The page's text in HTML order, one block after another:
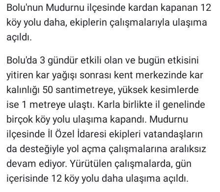
Bolu'nun Mudurnu ilçesinde kardan kapanan 12
köy yolu daha, ekiplerin çalışmalarıyla ulaşıma
açıldı.
Bolu'da 3 gündür etkili olan ve bugün etkisini
yitiren kar yağışı sonrası kent merkezinde kar
kalınlığı 50 santimetreye, yüksek kesimlerde
ise 1 metreye ulaştı. Karla birlikte il genelinde
birçok köy yolu ulaşıma kapandı. Mudurnu
ilçesinde İl Özel İdaresi ekipleri vatandaşların
da desteğiyle yol açma çalışmalarına aralıksız
devam ediyor. Yürütülen çalışmalarda, gün
içerisinde 12 köy yolu daha ulaşıma açıldı.